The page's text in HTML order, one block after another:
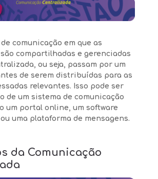
de comunicação em que as
compartilhadas e gerenciadas
ou seja, passam por um
de serem distribuídas para as
relevantes. Isso pode ser
de um sistema de comunicação
um portal online, um software
uma plataforma de mensagens.
da Comunicação